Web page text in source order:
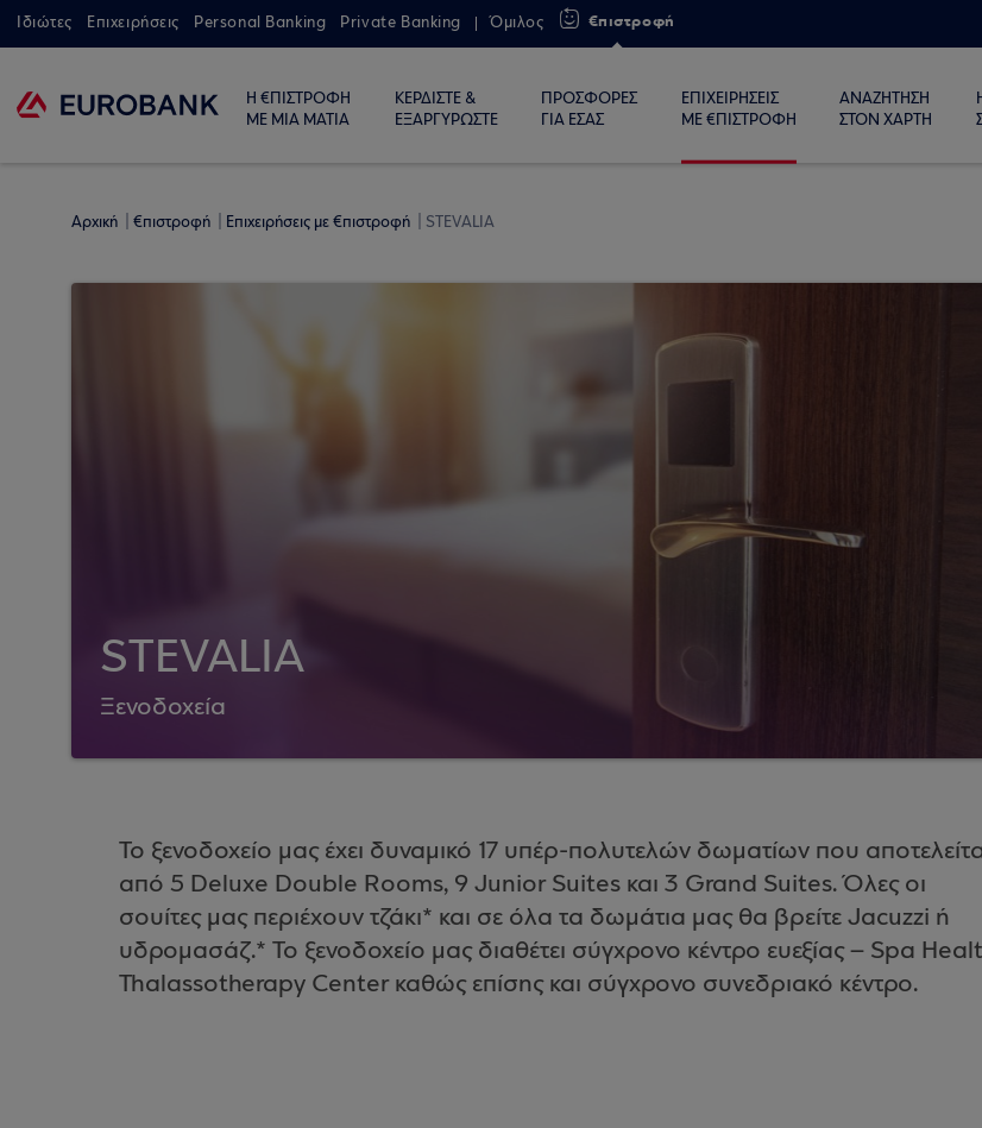
Ιδιώτες Επιχειρήσεις Personal Banking Private Banking Όμιλος €πιστροφή
Η €ΠΙΣΤΡΟΦΗ
ΜΕ ΜΙΑ ΜΑΤΙΑ
ΚΕΡΔΙΣΤΕ &
ΕΞΑΡΓΥΡΩΣΤΕ
ΠΡΟΣΦΟΡΕΣ
ΓΙΑ ΕΣΑΣ
ΕΠΙΧΕΙΡΗΣΕΙΣ
ΜΕ €ΠΙΣΤΡΟΦΗ
ΑΝΑΖΗΤΗΣΗ
ΣΤΟΝ ΧΑΡΤΗ
Αρχική €πιστροφή Επιχειρήσεις με €πιστροφή STEVALIA
Ξενοδοχεία
STEVALIA
Το ξενοδοχείο μας έχει δυναμικό 17 υπέρ-πολυτελών δωματίων που
από 5 Deluxe Double Rooms, 9 Junior Suites και 3 Grand Suites. Όλες οι
σουίτες μας περιέχουν τζάκι* και σε όλα τα δωμάτια μας θα βρείτε Jacuzzi ή
υδρομασάζ.* To ξενοδοχείο μας διαθέτει σύγχρονο κέντρο ευεξίας – Spa
Thalassotherapy Center καθώς επίσης και σύγχρονο συνεδριακό κέντρο.